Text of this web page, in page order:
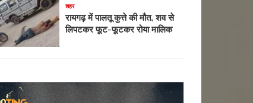
शहर
रायगढ़ में पालतू कुत्ते की मौत, शव से
लिपटकर फूट-फूटकर रोया मालिक